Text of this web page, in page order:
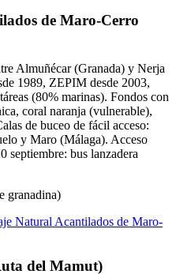
de Maro-Cerro
Almuñécar (Granada) y Nerja
1989, ZEPIM desde 2003,
(80% marinas). Fondos con
coral naranja (vulnerable),
de buceo de fácil acceso:
y Maro (Málaga). Acceso
septiembre: bus lanzadera
granadina)
Natural Acantilados de Maro-
del Mamut)